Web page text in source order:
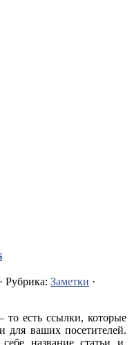
· Рубрика: Заметки ·
есть ссылки, которые
для ваших посетителей.